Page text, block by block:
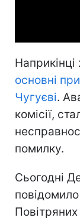
основні
Чугуєві.
комісії,
помилку.
Сьогодні